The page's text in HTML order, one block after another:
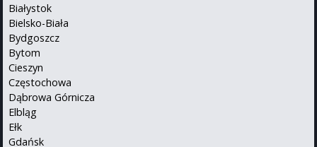
Białystok
Bielsko-Biała
Bydgoszcz
Bytom
Cieszyn
Częstochowa
Dąbrowa Górnicza
Elbląg
Ełk
Gdańsk